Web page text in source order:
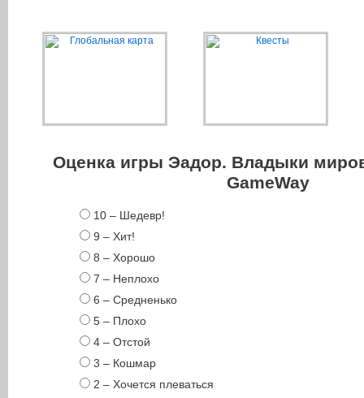
Оценка игры Эадор. Владыки
GameWay
10 – Шедевр!
9 – Хит!
8 – Хорошо
7 – Неплохо
6 – Средненько
5 – Плохо
4 – Отстой
3 – Кошмар
2 – Хочется плеваться